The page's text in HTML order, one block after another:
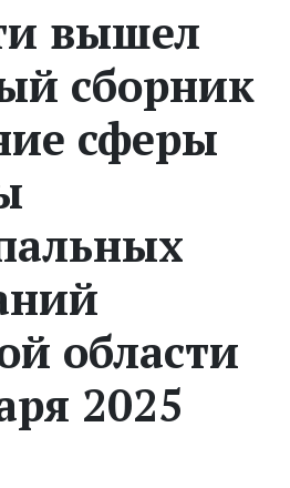
вышел
сборник
сферы
области
2025